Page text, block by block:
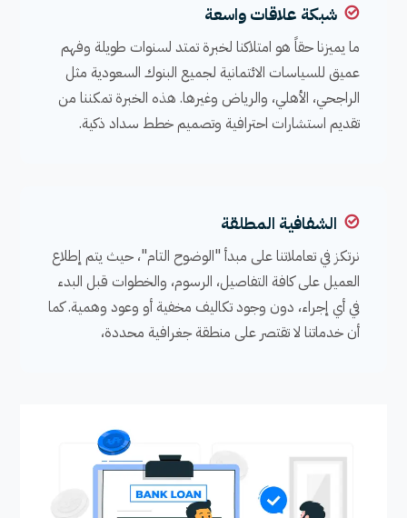
شبكة علاقات واسعة
ما يميزنا حقاً هو امتلاكنا لخبرة تمتد لسنوات طويلة وفهم
عميق للسياسات الائتمانية لجميع البنوك السعودية مثل
الراجحي، الأهلي، والرياض وغيرها. هذه الخبرة تمكننا من
تقديم استشارات احترافية وتصميم خطط سداد ذكية.
الشفافية المطلقة
نرتكز في تعاملاتنا على مبدأ "الوضوح التام"، حيث يتم إطلاع
العميل على كافة التفاصيل، الرسوم، والخطوات قبل البدء
في أي إجراء، دون وجود تكاليف مخفية أو وعود وهمية. كما
أن خدماتنا لا تقتصر على منطقة جغرافية محددة،